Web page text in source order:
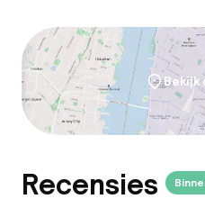
Bekijk
Recensies